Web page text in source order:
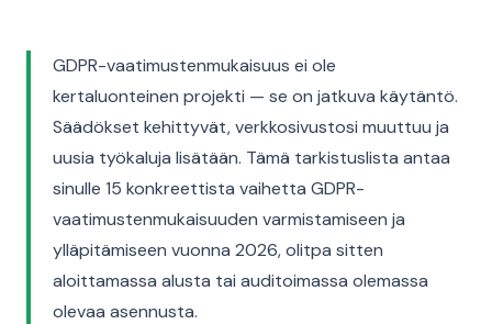
GDPR-vaatimustenmukaisuus ei ole
kertaluonteinen projekti — se on jatkuva käytäntö.
Säädökset kehittyvät, verkkosivustosi muuttuu ja
uusia työkaluja lisätään. Tämä tarkistuslista antaa
sinulle 15 konkreettista vaihetta GDPR-
vaatimustenmukaisuuden varmistamiseen ja
ylläpitämiseen vuonna 2026, olitpa sitten
aloittamassa alusta tai auditoimassa olemassa
olevaa asennusta.